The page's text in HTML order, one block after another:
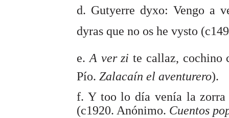
d. Gutyerre dyxo: Vengo a
dyras que no os he vysto
e. A ver zite callaz, cochino
Pío. Zalacaín el aventurero).
f. Y too lo día venía la
(c1920. Anónimo. Cuentos